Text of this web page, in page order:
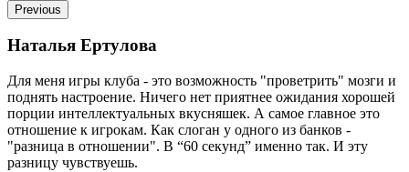
Previous
Наталья Ертулова
Для меня игры клуба - это возможность "проветрить" мозги и
поднять настроение. Ничего нет приятнее ожидания хорошей
порции интеллектуальных вкусняшек. А самое главное это
отношение к игрокам. Как слоган у одного из банков -
"разница в отношении". В “60 секунд” именно так. И эту
разницу чувствуешь.